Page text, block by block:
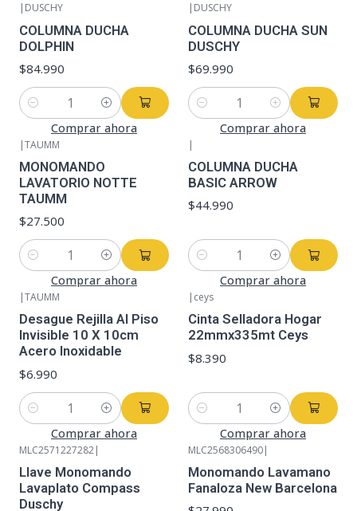
| DUSCHY
COLUMNA DUCHA
DOLPHIN
$84.990
Cantidad
Comprar ahora
| DUSCHY
COLUMNA DUCHA SUN
DUSCHY
$69.990
Cantidad
Comprar ahora
|TAUMM
MONOMANDO
LAVATORIO NOTTE
TAUMM
$27.500
Cantidad
Comprar ahora
|
COLUMNA DUCHA
BASIC ARROW
$44.990
Cantidad
Comprar ahora
|TAUMM
Desague Rejilla Al Piso
Invisible 10 X 10cm
Acero Inoxidable
$6.990
Cantidad
Comprar ahora
| ceys
Cinta Selladora Hogar
22mmx335mt Ceys
$8.390
Cantidad
Comprar ahora
MLC2571227282|
Llave Monomando
Lavaplato Compass
Duschy
MLC2568306490|
Monomando Lavamano
Fanaloza New Barcelona